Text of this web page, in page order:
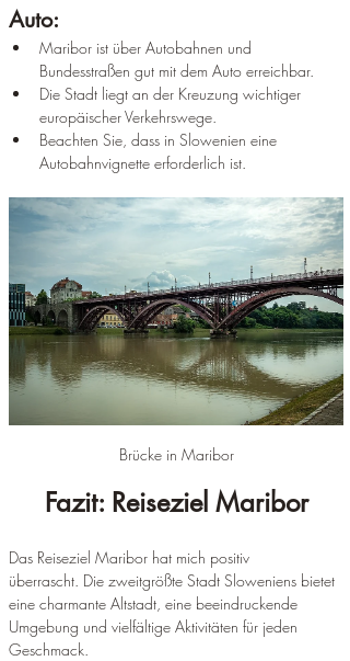
Auto:
Maribor ist über Autobahnen und
Bundesstraßen gut mit dem Auto erreichbar.
Die Stadt liegt an der Kreuzung wichtiger
europäischer Verkehrswege.
Beachten Sie, dass in Slowenien eine
Autobahnvignette erforderlich ist.
Brücke in Maribor
Fazit: Reiseziel Maribor
Das Reiseziel Maribor hat mich positiv
überrascht. Die zweitgrößte Stadt Sloweniens bietet
eine charmante Altstadt, eine beeindruckende
Umgebung und vielfältige Aktivitäten für jeden
Geschmack.